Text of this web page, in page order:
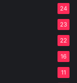
24
23
22
16
11